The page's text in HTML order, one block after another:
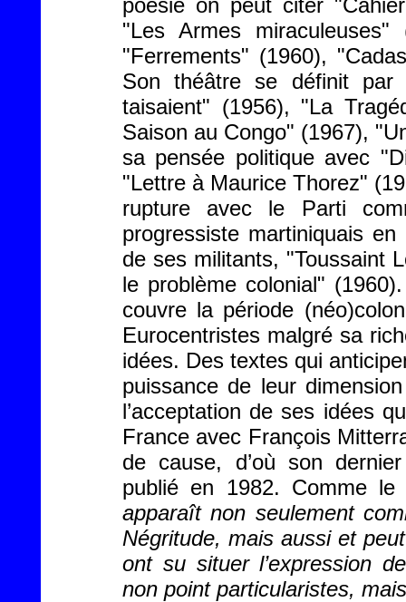
poésie on peut citer
"Les Armes
"Ferrements" (1960),
Son théâtre se définit
taisaient" (1956), "La
Saison au Congo" (1967),
sa pensée politique avec
"Lettre à Maurice Thorez"
rupture avec le Parti
progressiste martiniquais
de ses militants, "Toussaint
le problème colonial"
couvre la période
Eurocentristes malgré sa
idées. Des textes qui
puissance de leur
l’acceptation de ses idées
France avec François
de cause, d’où son
publié en 1982. Comme
apparaît non seulement
Négritude, mais aussi et
ont su situer l’expression
non point particularistes,